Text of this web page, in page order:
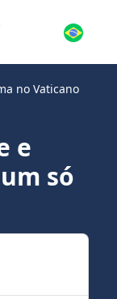
no Vaticano
e
só